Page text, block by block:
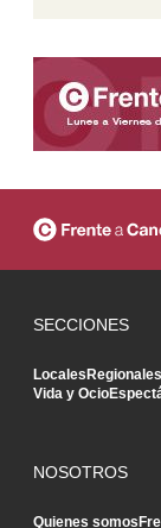
SECCIONES
LocalesRegionales
Vida y Ocio
NOSOTROS
Quienes somos